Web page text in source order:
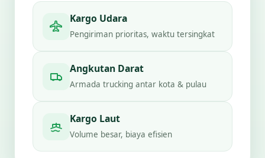
Kargo Udara
Pengiriman prioritas, waktu tersingkat
Angkutan Darat
Armada trucking antar kota & pulau
Kargo Laut
Volume besar, biaya efisien